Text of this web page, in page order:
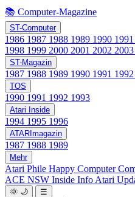
📚 Computer-Magazine
ST-Computer
1986 1987 1988 1989 1990 1991
1998 1999 2000 2001 2002 2003
ST-Magazin
1987 1988 1989 1990 1991 1992
TOS
1990 1991 1992 1993
Atari Inside
1994 1995 1996
ATARImagazin
1987 1988 1989
Mehr
Atari Phile Happy Computer
ACE NSW Inside Info Atari
🌞 🌙
☰